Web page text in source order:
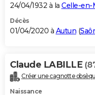
24/04/1932 à la Celle-en-
Décès
01/04/2020 à Autun (
Claude LABILLE
Créer une cagnotte
Naissance